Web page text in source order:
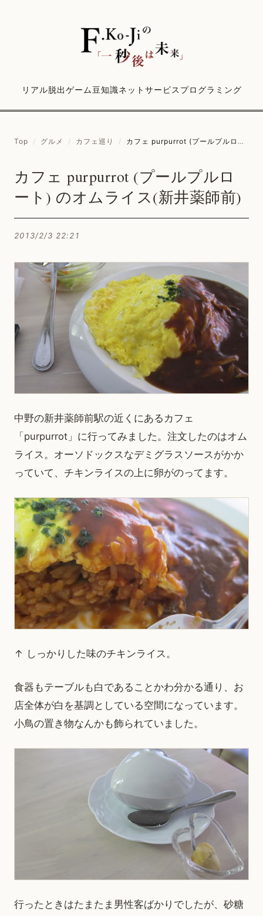
リアル脱出ゲーム豆知識ネットサービス プログラミング
Top / グルメ / カフェ巡り / カフェ purpurrot (プールプルロート) のオムライス(新井薬師前)
カフェ purpurrot (プールプルロ
ート) のオムライス(新井薬師前)
2013/2/3 22:21
中野の新井薬師前駅の近くにあるカフェ
「purpurrot」に行ってみました。注文したのはオム
ライス。オーソドックスなデミグラスソースがかか
っていて、チキンライスの上に卵がのってます。
↑ しっかりした味のチキンライス。
食器もテーブルも白であることかわ分かる通り、お
店全体が白を基調としている空間になっています。
小鳥の置き物なんかも飾られていました。
行ったときはたまたま男性客ばかりでしたが、砂糖